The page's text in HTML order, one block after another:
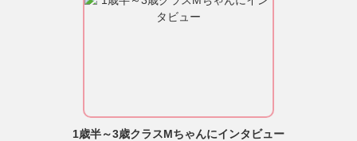
1歳半～3歳クラスMちゃんにインタビュー